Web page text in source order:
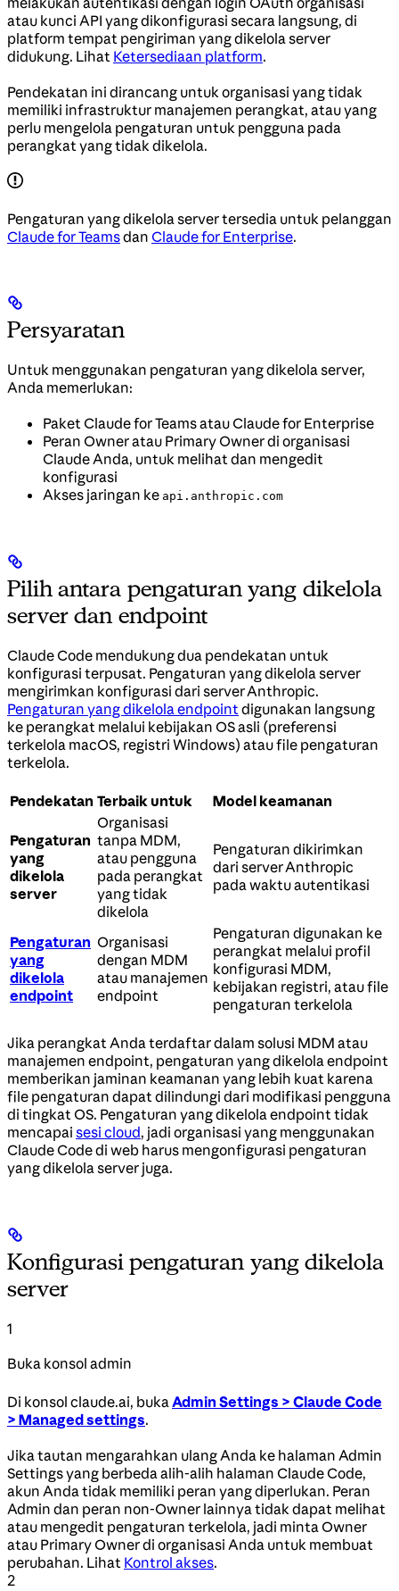
atau kunci API yang dikonfigurasi secara langsung, di
platform tempat pengiriman yang dikelola server
didukung. Lihat Ketersediaan platform.
Pendekatan ini dirancang untuk organisasi yang tidak
memiliki infrastruktur manajemen perangkat, atau yang
perlu mengelola pengaturan untuk pengguna pada
perangkat yang tidak dikelola.
Pengaturan yang dikelola server tersedia untuk pelanggan
Claude for Teamsdan Claude for Enterprise.
Persyaratan
Untuk menggunakan pengaturan yang dikelola server,
Anda memerlukan:
Paket Claude for Teams atau Claude for Enterprise
Peran Owner atau Primary Owner di organisasi
Claude Anda, untuk melihat dan mengedit
konfigurasi
Akses jaringan ke api.anthropic.com
Pilih antara pengaturan yang dikelola
server dan endpoint
Claude Code mendukung dua pendekatan untuk
konfigurasi terpusat. Pengaturan yang dikelola server
mengirimkan konfigurasi dari server Anthropic.
Pengaturan yang dikelola endpointdigunakan langsung
ke perangkat melalui kebijakan OS asli (preferensi
terkelola macOS, registri Windows) atau file pengaturan
terkelola.
Pendekatan Terbaik untuk Model keamanan
Pengaturan
yang
dikelola
server
Organisasi
tanpa MDM,
atau pengguna
pada perangkat
yang tidak
dikelola
Pengaturan dikirimkan
dari server Anthropic
pada waktu autentikasi
Pengaturan
yang
dikelola
endpoint
Organisasi
dengan MDM
atau manajemen
endpoint
Pengaturan digunakan ke
perangkat melalui profil
konfigurasi MDM,
kebijakan registri, atau file
pengaturan terkelola
Jika perangkat Anda terdaftar dalam solusi MDM atau
manajemen endpoint, pengaturan yang dikelola endpoint
memberikan jaminan keamanan yang lebih kuat karena
file pengaturan dapat dilindungi dari modifikasi pengguna
di tingkat OS. Pengaturan yang dikelola endpoint tidak
mencapai sesi cloud, jadi organisasi yang menggunakan
Claude Code di web harus mengonfigurasi pengaturan
yang dikelola server juga.
Konfigurasi pengaturan yang dikelola
server
1
Buka konsol admin
Di konsol claude.ai, bukaAdmin Settings > Claude Code
> Managed settings.
Jika tautan mengarahkan ulang Anda ke halaman Admin
Settings yang berbeda alih-alih halaman Claude Code,
akun Anda tidak memiliki peran yang diperlukan. Peran
Admin dan peran non-Owner lainnya tidak dapat melihat
atau mengedit pengaturan terkelola, jadi minta Owner
atau Primary Owner di organisasi Anda untuk membuat
perubahan. Lihat Kontrol akses.
2